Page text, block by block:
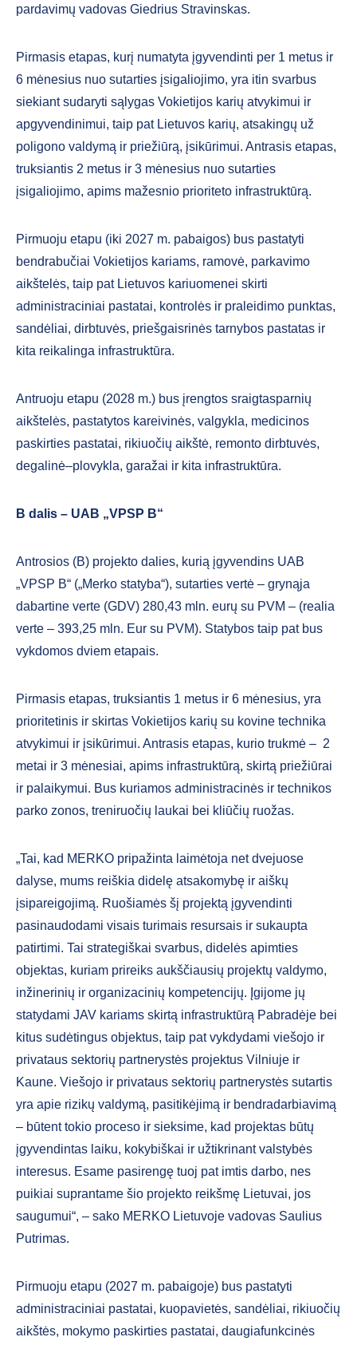
pardavimų vadovas Giedrius Stravinskas.
Pirmasis etapas, kurį numatyta įgyvendinti per 1 metus ir
6 mėnesius nuo sutarties įsigaliojimo, yra itin svarbus
siekiant sudaryti sąlygas Vokietijos karių atvykimui ir
apgyvendinimui, taip pat Lietuvos karių, atsakingų už
poligono valdymą ir priežiūrą, įsikūrimui. Antrasis etapas,
truksiantis 2 metus ir 3 mėnesius nuo sutarties
įsigaliojimo, apims mažesnio prioriteto infrastruktūrą.
Pirmuoju etapu (iki 2027 m. pabaigos) bus pastatyti
bendrabučiai Vokietijos kariams, ramovė, parkavimo
aikštelės, taip pat Lietuvos kariuomenei skirti
administraciniai pastatai, kontrolės ir praleidimo punktas,
sandėliai, dirbtuvės, priešgaisrinės tarnybos pastatas ir
kita reikalinga infrastruktūra.
Antruoju etapu (2028 m.) bus įrengtos sraigtasparnių
aikštelės, pastatytos kareivinės, valgykla, medicinos
paskirties pastatai, rikiuočių aikštė, remonto dirbtuvės,
degalinė–plovykla, garažai ir kita infrastruktūra.
B dalis – UAB „VPSP B“
Antrosios (B) projekto dalies, kurią įgyvendins UAB
„VPSP B“ („Merko statyba“), sutarties vertė – grynąja
dabartine verte (GDV) 280,43 mln. eurų su PVM – (realia
verte – 393,25 mln. Eur su PVM). Statybos taip pat bus
vykdomos dviem etapais.
Pirmasis etapas, truksiantis 1 metus ir 6 mėnesius, yra
prioritetinis ir skirtas Vokietijos karių su kovine technika
atvykimui ir įsikūrimui. Antrasis etapas, kurio trukmė – 2
metai ir 3 mėnesiai, apims infrastruktūrą, skirtą priežiūrai
ir palaikymui. Bus kuriamos administracinės ir technikos
parko zonos, treniruočių laukai bei kliūčių ruožas.
„Tai, kad MERKO pripažinta laimėtoja net dvejuose
dalyse, mums reiškia didelę atsakomybę ir aiškų
įsipareigojimą. Ruošiamės šį projektą įgyvendinti
pasinaudodami visais turimais resursais ir sukaupta
patirtimi. Tai strategiškai svarbus, didelės apimties
objektas, kuriam prireiks aukščiausių projektų valdymo,
inžinerinių ir organizacinių kompetencijų. Įgijome jų
statydami JAV kariams skirtą infrastruktūrą Pabradėje bei
kitus sudėtingus objektus, taip pat vykdydami viešojo ir
privataus sektorių partnerystės projektus Vilniuje ir
Kaune. Viešojo ir privataus sektorių partnerystės sutartis
yra apie rizikų valdymą, pasitikėjimą ir bendradarbiavimą
– būtent tokio proceso ir sieksime, kad projektas būtų
įgyvendintas laiku, kokybiškai ir užtikrinant valstybės
interesus. Esame pasirengę tuoj pat imtis darbo, nes
puikiai suprantame šio projekto reikšmę Lietuvai, jos
saugumui“, – sako MERKO Lietuvoje vadovas Saulius
Putrimas.
Pirmuoju etapu (2027 m. pabaigoje) bus pastatyti
administraciniai pastatai, kuopavietės, sandėliai, rikiuočių
aikštės, mokymo paskirties pastatai, daugiafunkcinės